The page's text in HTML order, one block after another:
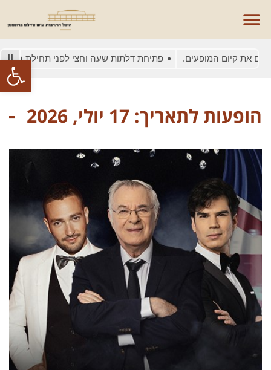
פתח את קיום המופעים. פתיחת דלתות שעה וחצי לפני תחילת המופע
הופעות לתאריך: 17 יולי, 2026